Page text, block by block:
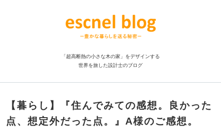
「超高断熱の小さな木の家」をデザインする
世界を旅した設計士のブログ
【暮らし】『住んでみての感想。良かった
点、想定外だった点。』A様のご感想。